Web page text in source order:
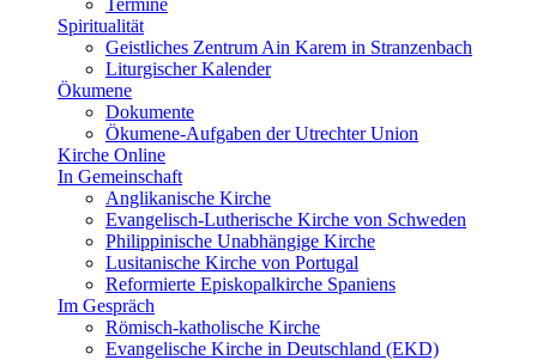
Termine
Spiritualität
Geistliches Zentrum Ain Karem in Stranzenbach
Liturgischer Kalender
Ökumene
Dokumente
Ökumene-Aufgaben der Utrechter Union
Kirche Online
In Gemeinschaft
Anglikanische Kirche
Evangelisch-Lutherische Kirche von Schweden
Philippinische Unabhängige Kirche
Lusitanische Kirche von Portugal
Reformierte Episkopalkirche Spaniens
Im Gespräch
Römisch-katholische Kirche
Evangelische Kirche in Deutschland (EKD)